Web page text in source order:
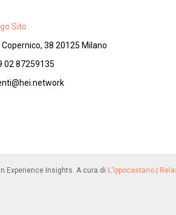
Copernico, 38 20125 Milano
02 87259135
Experience Insights. A cura di L'Ippocastano |